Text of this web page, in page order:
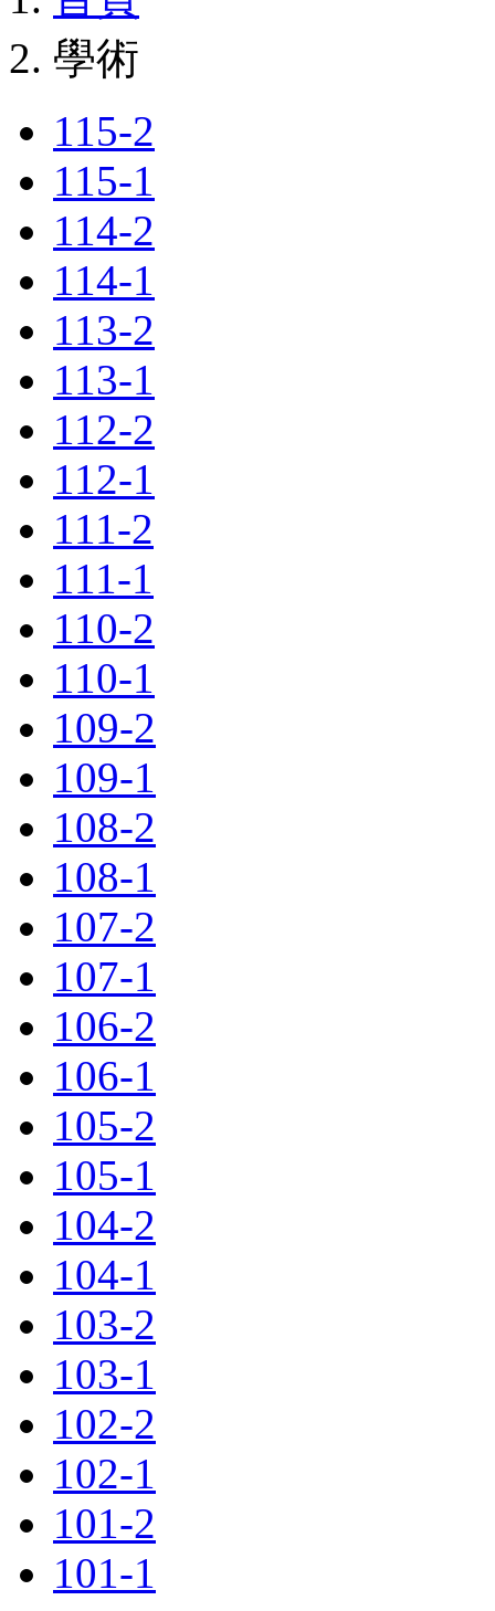
學術
115-2
115-1
114-2
114-1
113-2
113-1
112-2
112-1
111-2
111-1
110-2
110-1
109-2
109-1
108-2
108-1
107-2
107-1
106-2
106-1
105-2
105-1
104-2
104-1
103-2
103-1
102-2
102-1
101-2
101-1